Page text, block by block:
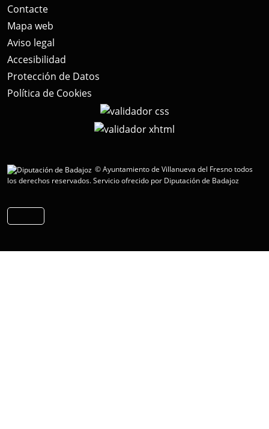
Contacte
Mapa web
Aviso legal
Accesibilidad
Protección de Datos
Política de Cookies
© Ayuntamiento de Villanueva del Fresno todos
los derechos reservados.Servicio ofrecido por Diputación de Badajoz